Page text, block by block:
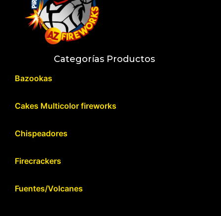
Categorías Productos
Bazookas
Cakes Multicolor fireworks
Chispeadores
Firecrackers
Fuentes/Volcanes